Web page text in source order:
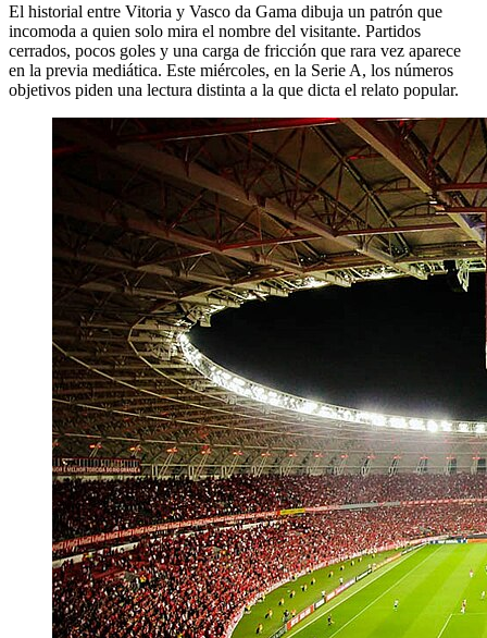
El historial entre Vitoria y Vasco da Gama dibuja un patrón que
incomoda a quien solo mira el nombre del visitante. Partidos
cerrados, pocos goles y una carga de fricción que rara vez aparece
en la previa mediática. Este miércoles, en la Serie A, los números
objetivos piden una lectura distinta a la que dicta el relato popular.